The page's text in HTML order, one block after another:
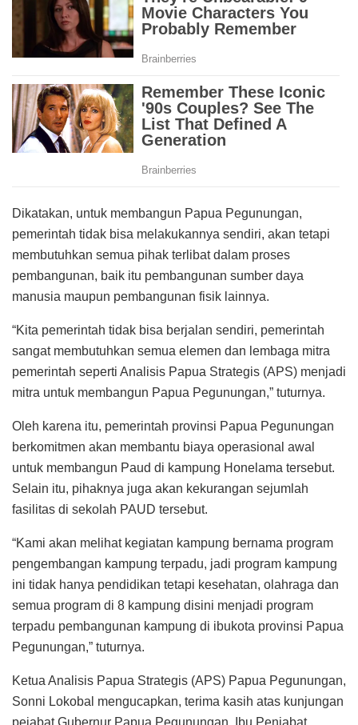
Dikatakan, untuk membangun Papua Pegunungan,
pemerintah tidak bisa melakukannya sendiri, akan tetapi
membutuhkan semua pihak terlibat dalam proses
pembangunan, baik itu pembangunan sumber daya
manusia maupun pembangunan fisik lainnya.
“Kita pemerintah tidak bisa berjalan sendiri, pemerintah
sangat membutuhkan semua elemen dan lembaga mitra
pemerintah seperti Analisis Papua Strategis (APS) menjadi
mitra untuk membangun Papua Pegunungan,” tuturnya.
Oleh karena itu, pemerintah provinsi Papua Pegunungan
berkomitmen akan membantu biaya operasional awal
untuk membangun Paud di kampung Honelama tersebut.
Selain itu, pihaknya juga akan kekurangan sejumlah
fasilitas di sekolah PAUD tersebut.
“Kami akan melihat kegiatan kampung bernama program
pengembangan kampung terpadu, jadi program kampung
ini tidak hanya pendidikan tetapi kesehatan, olahraga dan
semua program di 8 kampung disini menjadi program
terpadu pembangunan kampung di ibukota provinsi Papua
Pegunungan,” tuturnya.
Ketua Analisis Papua Strategis (APS) Papua Pegunungan,
Sonni Lokobal mengucapkan, terima kasih atas kunjungan